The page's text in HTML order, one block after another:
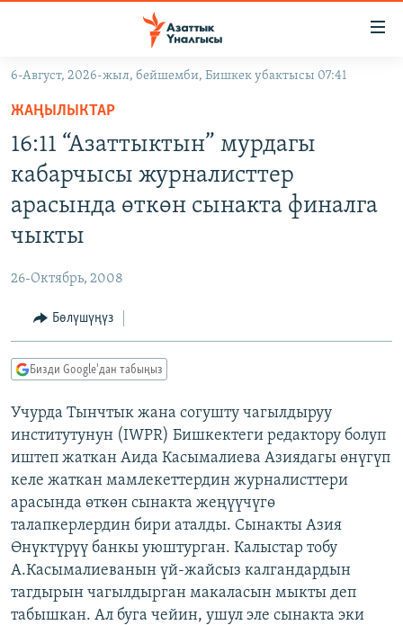
Навигацияга
өтүңүз
салыңыз
КЫРГЫЗСТАН
КЫРГЫЗСТАН
ДҮЙНӨ
УКРАИНА
БҮГҮН АЗАТТЫКТА
ЭКСПЕРТТЕР ТАЛДАЙТ
БИЗ ЖАНА ДҮЙНӨ
ЭЖЕ-СИҢДИЛЕР
АЗАТТЫК+
ЫҢГАЙСЫЗ СУРООЛОР
ПОДКАСТ
ӨЗГӨЧӨ ПИКИР
Русский
ОНЛАЙН ШЕРИНЕ
ЭЕ/АРнун бардык сайттары
6-Август, 2026-жыл, бейшемби, Бишкек убактысы 07:41
ЖАҢЫЛЫКТАР
16:11 “Азаттыктын” мурдагы
кабарчысы журналисттер
арасында өткөн сынакта финалга
чыкты
26-Октябрь, 2008
Бөлүшүңүз
Бизди Google'дан табыңыз
Учурда Тынчтык жана согушту чагылдыруу
институтунун (IWPR) Бишкектеги редактору болуп
иштеп жаткан Аида Касымалиева Азиядагы өнүгүп
келе жаткан мамлекеттердин журналисттери
арасында өткөн сынакта жеңүүчүгө
талапкерлердин бири аталды. Сынакты Азия
Өнүктүрүү банкы уюштурган. Калыстар тобу
А.Касымалиеванын үй-жайсыз калгандардын
тагдырын чагылдырган макаласын мыкты деп
табышкан. Ал буга чейин, ушул эле сынакта эки